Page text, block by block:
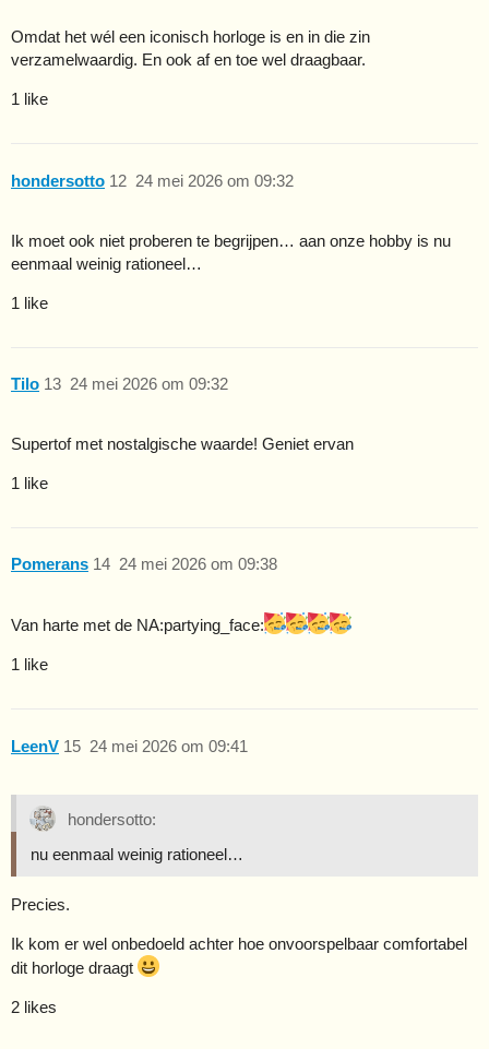
Omdat het wél een iconisch horloge is en in die zin
verzamelwaardig. En ook af en toe wel draagbaar.
1 like
hondersotto 24 mei 2026 om 09:32
12
Ik moet ook niet proberen te begrijpen… aan onze hobby is nu
eenmaal weinig rationeel…
1 like
Tilo 24 mei 2026 om 09:32
13
Supertof met nostalgische waarde! Geniet ervan
1 like
Pomerans 24 mei 2026 om 09:38
14
Van harte met de NA​:partying_face:
1 like
LeenV 24 mei 2026 om 09:41
15
hondersotto:
nu eenmaal weinig rationeel…
Precies.
Ik kom er wel onbedoeld achter hoe onvoorspelbaar comfortabel
dit horloge draagt
2 likes